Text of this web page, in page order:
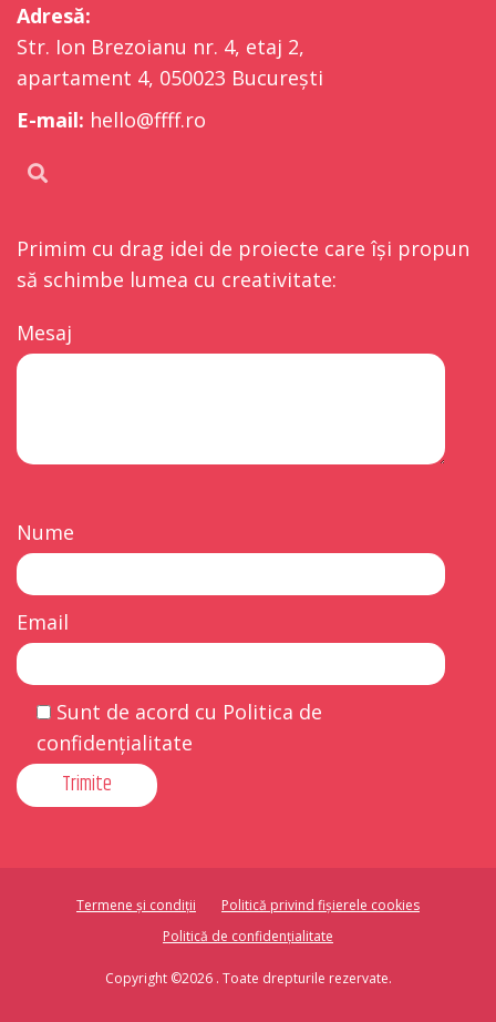
Adresă:
Str. Ion Brezoianu nr. 4, etaj 2,
apartament 4, 050023 București
E-mail: hello@ffff.ro
Primim cu drag idei de proiecte care își propun
să schimbe lumea cu creativitate:
Mesaj
Nume
Email
Sunt de acord cu Politica de
confidențialitate
Termene și condiții
Politică privind fișierele cookies
Politică de confidențialitate
Copyright ©2026 . Toate drepturile rezervate.